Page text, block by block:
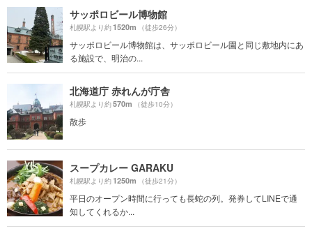
サッポロビール博物館
札幌駅より約1520m （徒歩26分）
サッポロビール博物館は、サッポロビール園と同じ敷地内にあ
る施設で、明治の...
北海道庁 赤れんが庁舎
札幌駅より約570m （徒歩10分）
散歩
スープカレー GARAKU
札幌駅より約1250m （徒歩21分）
平日のオープン時間に行っても長蛇の列。発券してLINEで通
知してくれるか...